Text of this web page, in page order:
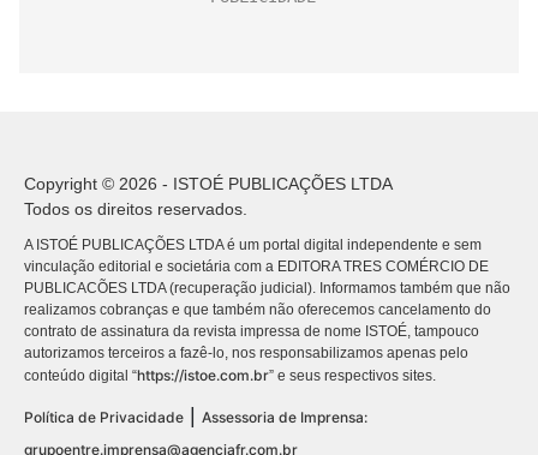
Copyright © 2026 - ISTOÉ PUBLICAÇÕES LTDA
Todos os direitos reservados.
A ISTOÉ PUBLICAÇÕES LTDA é um portal digital independente e sem
vinculação editorial e societária com a EDITORA TRES COMÉRCIO DE
PUBLICACÕES LTDA (recuperação judicial). Informamos também que não
realizamos cobranças e que também não oferecemos cancelamento do
contrato de assinatura da revista impressa de nome ISTOÉ, tampouco
autorizamos terceiros a fazê-lo, nos responsabilizamos apenas pelo
conteúdo digital “https://istoe.com.br” e seus respectivos sites.
Política de Privacidade
Assessoria de Imprensa:
grupoentre.imprensa@agenciafr.com.br